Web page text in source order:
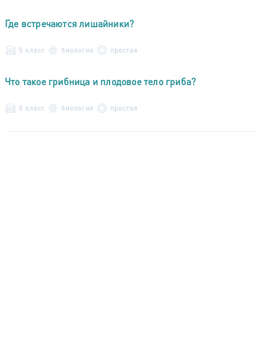
Где встречаются лишайники?
5 класс биология простая
Что такое грибница и плодовое тело гриба?
5 класс биология простая